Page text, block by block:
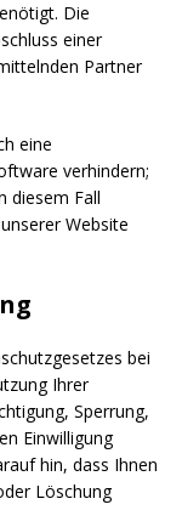
Die
einer
Partner
eine
verhindern;
diesem Fall
Website
bei
Ihrer
Sperrung,
Einwilligung
hin, dass Ihnen
Löschung